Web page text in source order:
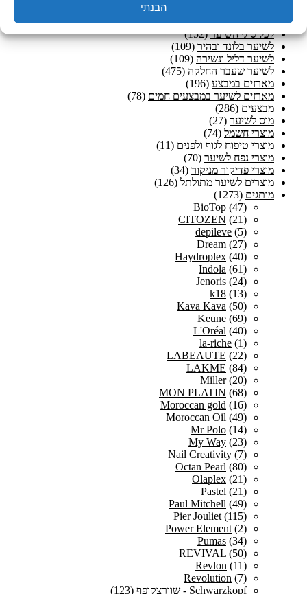
הבנתיטיפול בשיער שומני וקשקשים (60)
טיפול לשיער יבש ופגום (679)
לכל סוגי השיער (152)
לשיער בלונד ובהיר (109)
לשיער דליל ונשירה (109)
לשיער שעבר החלקה (475)
מארזים במבצע (196)
מארזים לשיער במבצעים חמים (78)
מבצעים (286)
מוס לשיער (27)
מוצרי חשמל (74)
מוצרי טיפוח לגוף ולפנים (11)
מוצרי נפח לשיער (70)
מוצרי פדיקור מניקור (34)
מוצרים לשיער מתולתל (126)
מותגים (1273)
BioTop (47)
CITOZEN (21)
depileve (5)
Dream (27)
Haydroplex (40)
Indola (61)
Jenoris (24)
k18 (13)
Kava Kava (50)
Keune (69)
L'Oréal (40)
la-riche (1)
LABEAUTE (22)
LAKMĒ (84)
Miller (20)
MON PLATIN (68)
Moroccan gold (16)
Moroccan Oil (49)
Mr Polo (14)
My Way (23)
Nail Creativity (7)
Octan Pearl (80)
Olaplex (21)
Pastel (21)
Paul Mitchell (49)
Pier Jouliet (115)
Power Element (2)
Pumas (34)
REVIVAL (50)
Revlon (11)
Revolution (7)
Schwarzkopf - שוורצקופף
(123)